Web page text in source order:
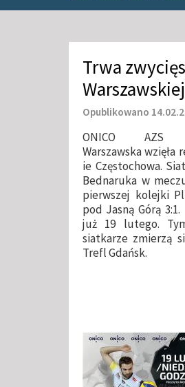
Trwa
Warszawskiej
Opublikowano
ONICO AZS
Warszawska wzięła
ie Częstochowa.
Bednaruka w
pierwszej kolejki
pod Jasną Górą
już 19 lutego.
siatkarze zmierzą
Trefl Gdańsk.